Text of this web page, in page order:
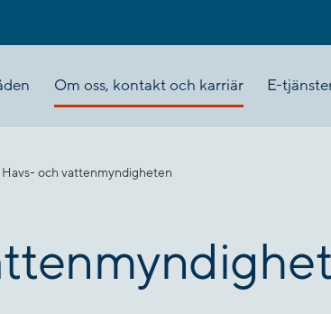
Om oss, kontakt och karriär E-
och vattenmyndigheten